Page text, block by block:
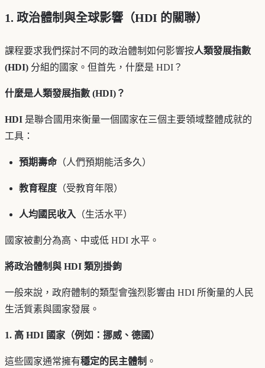
1. 政治體制與全球影響（HDI 的關聯）
課程要求我們探討不同的政治體制如何影響按人類發展指數
(HDI) 分組的國家。但首先，什麼是 HDI？
什麼是人類發展指數 (HDI)？
HDI 是聯合國用來衡量一個國家在三個主要領域整體成就的
工具：
預期壽命 （人們預期能活多久）
教育程度 （受教育年限）
人均國民收入 （生活水平）
國家被劃分為高、中或低 HDI 水平。
將政治體制與 HDI 類別掛鉤
一般來說，政府體制的類型會強烈影響由 HDI 所衡量的人民
生活質素與國家發展。
1. 高 HDI 國家（例如：挪威、德國）
這些國家通常擁有穩定的民主體制 。